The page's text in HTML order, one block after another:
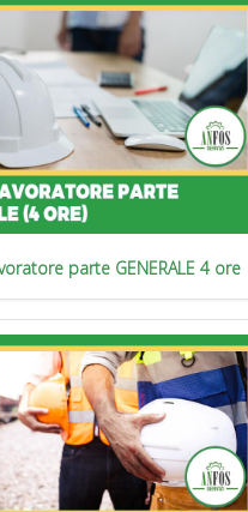
parte GENERALE 4 ore